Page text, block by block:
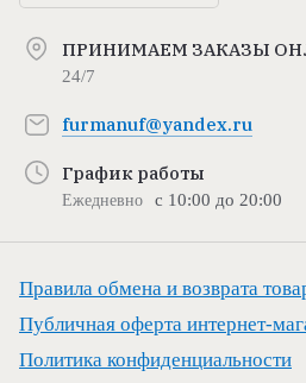
ПРИНИМАЕМ ЗАКАЗЫ
24/7
furmanuf@yandex.ru
График работы
Ежедневно с 10:00 до 20:00
Правила обмена и возврата
Публичная оферта интернет-
Политика конфиденциальности